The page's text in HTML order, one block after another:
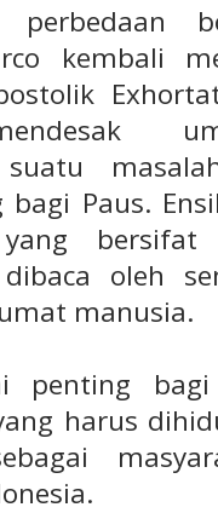
kembali
suatu
Paus.
oleh
manusia.
penting
harus